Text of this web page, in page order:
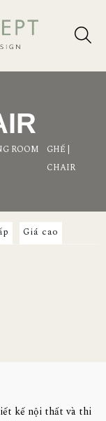
ROOM
GHẾ |
CHAIR
Giá cao
kế nội thất và thi